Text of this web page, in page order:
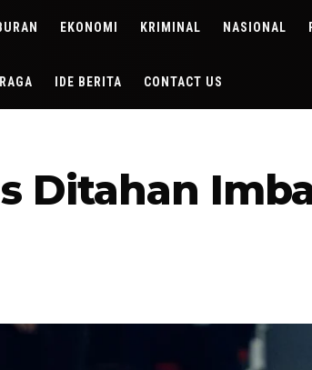
EKONOMI KRIMINAL NASIONAL
IDE BERITA CONTACT US
Ditahan